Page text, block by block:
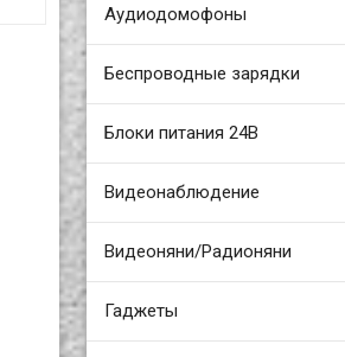
Аудиодомофоны
Беспроводные зарядки
Блоки питания 24В
Видеонаблюдение
Видеоняни/Радионяни
Гаджеты